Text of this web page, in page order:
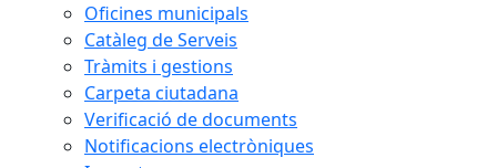
Oficines municipals
Catàleg de Serveis
Tràmits i gestions
Carpeta ciutadana
Verificació de documents
Notificacions electròniques